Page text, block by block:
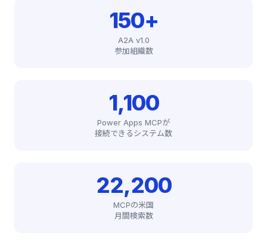
150+
A2A v1.0
参加組織数
1,100
Power Apps MCPが
接続できるシステム数
22,200
MCPの米国
月間検索数